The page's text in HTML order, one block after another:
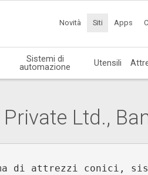
Novità Siti Apps
Sistemi di
automazione Utensili
Ltd.,
di attrezzi